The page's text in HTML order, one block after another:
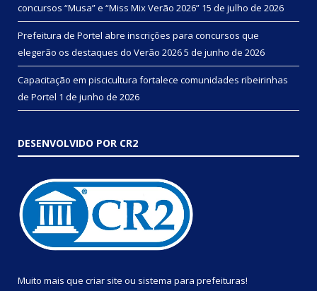
concursos “Musa” e “Miss Mix Verão 2026” 15 de julho de 2026
Prefeitura de Portel abre inscrições para concursos que
elegerão os destaques do Verão 20265 de junho de 2026
Capacitação em piscicultura fortalece comunidades ribeirinhas
de Portel 1 de junho de 2026
DESENVOLVIDO POR CR2
Muito mais que criar site ou sistema para prefeituras!